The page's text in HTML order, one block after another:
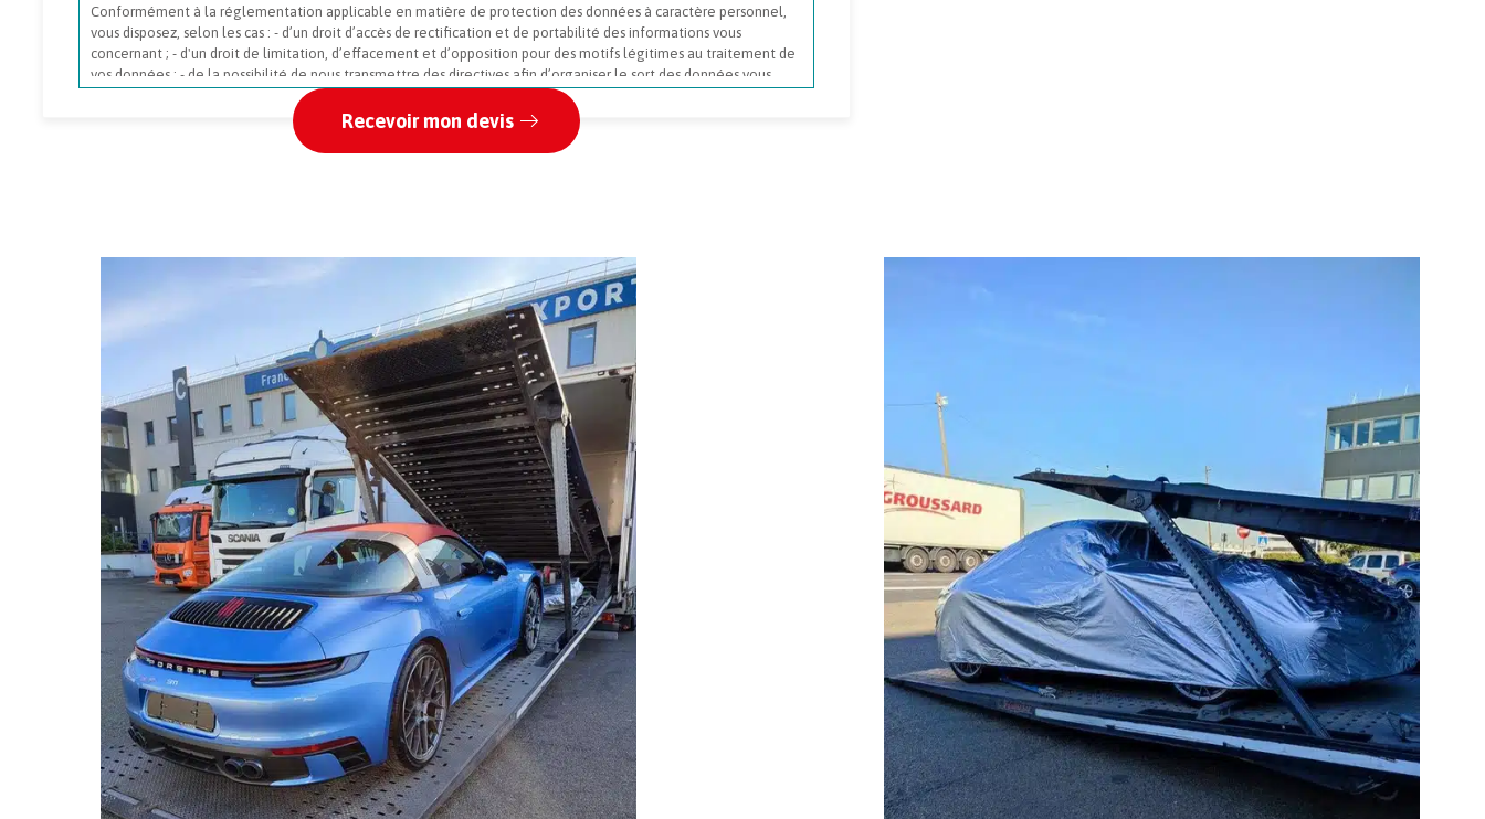
Conformément à la réglementation applicable en matière de protection des données à caractère personnel,
vous disposez, selon les cas : - d’un droit d’accès de rectification et de portabilité des informations vous
concernant ; - d'un droit de limitation, d’effacement et d’opposition pour des motifs légitimes au traitement de
vos données ; - de la possibilité de nous transmettre des directives afin d’organiser le sort des données vous
concernant (conservation, effacement, communication à un tiers, etc.) en cas de décès ; Vous pouvez exercer
ces droits en écrivant à l'adresse électronique suivante : rgpd@rabouin.com. Toutefois, votre opposition peut,
en pratique et selon le cas, avoir une incidence sur votre demande d’information. Vous disposez également du
droit de formuler une réclamation auprès de la CNIL. Pour plus d’informations concernant ce traitement nous